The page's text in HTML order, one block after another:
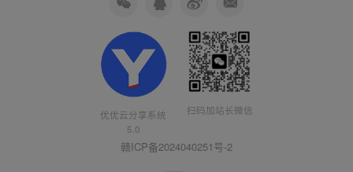
优优云分享系统
5.0
扫码加站长微信
赣ICP备2024040251号-2